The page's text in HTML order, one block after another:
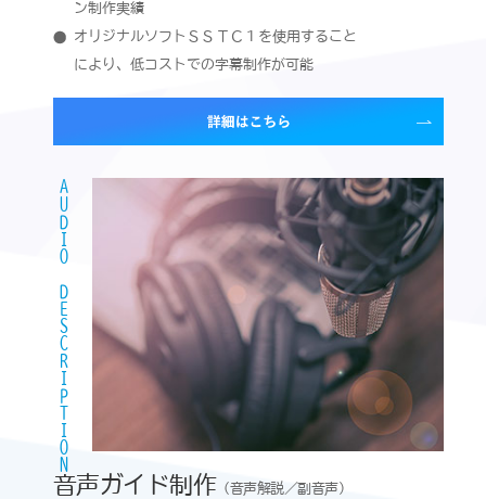
ン制作実績
オリジナルソフトＳＳＴＣ１を使用すること
により、低コストでの字幕制作が可能
AUDIO DESCRIPTION
音声ガイド制作 （音声解説／副音声）